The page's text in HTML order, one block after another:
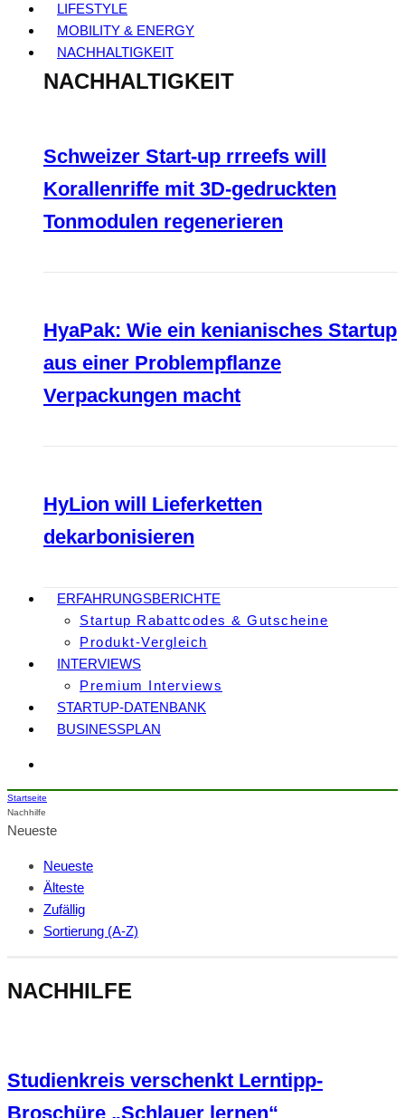
LIFESTYLE
MOBILITY & ENERGY
NACHHALTIGKEIT
NACHHALTIGKEIT
Schweizer Start-up rrreefs will
Korallenriffe mit 3D-gedruckten
Tonmodulen regenerieren
HyaPak: Wie ein kenianisches Startup
aus einer Problempflanze
Verpackungen macht
HyLion will Lieferketten
dekarbonisieren
ERFAHRUNGSBERICHTE
Startup Rabattcodes & Gutscheine
Produkt-Vergleich
INTERVIEWS
Premium Interviews
STARTUP-DATENBANK
BUSINESSPLAN
Startseite
Nachhilfe
Neueste
Neueste
Älteste
Zufällig
Sortierung (A-Z)
NACHHILFE
Studienkreis verschenkt Lerntipp-
Broschüre „Schlauer lernen“